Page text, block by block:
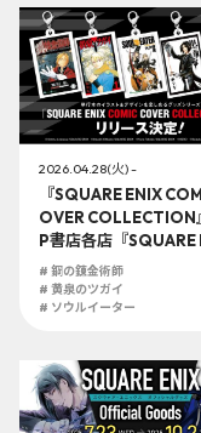
2026.04.28(火) -
『SQUARE ENIX
OVER COLLECTION
P書店各店『SQUARE
Official Goodsコーナ
に登場！！さらに京都
店に『SQUARE
# 鋼の錬金術師
# 黄泉のツガイ
# ソウルイーター